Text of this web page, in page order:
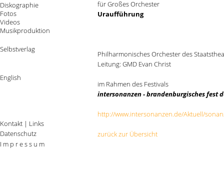
Diskographie
Fotos
Videos
Musikproduktion
Selbstverlag
English
für Großes Orchester
Uraufführung
Philharmonisches Orchester des
Leitung: GMD Evan Christ
im Rahmen des Festivals
intersonanzen - brandenburgisches fest
http://www.intersonanzen.de/Aktuell/
zurück zur Übersicht
Kontakt | Links
Datenschutz
I m p r e s s u m